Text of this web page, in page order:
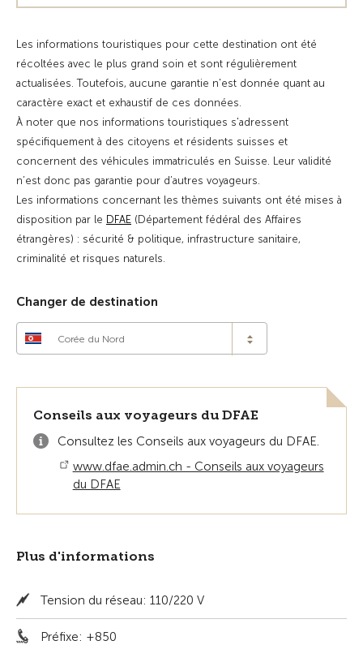
Les informations touristiques pour cette destination ont été
récoltées avec le plus grand soin et sont régulièrement
actualisées. Toutefois, aucune garantie n'est donnée quant au
caractère exact et exhaustif de ces données.
À noter que nos informations touristiques s'adressent
spécifiquement à des citoyens et résidents suisses et
concernent des véhicules immatriculés en Suisse. Leur validité
n’est donc pas garantie pour d’autres voyageurs.
Les informations concernant les thèmes suivants ont été mises à
disposition par le DFAE (Département fédéral des Affaires
étrangères) : sécurité & politique, infrastructure sanitaire,
criminalité et risques naturels.
Changer de destination
Corée du Nord
Conseils aux voyageurs du DFAE
Consultez les Conseils aux voyageurs du DFAE.
www.dfae.admin.ch - Conseils aux voyageurs
du DFAE
Plus d'informations
Tension du réseau: 110/220 V
Préfixe: +850